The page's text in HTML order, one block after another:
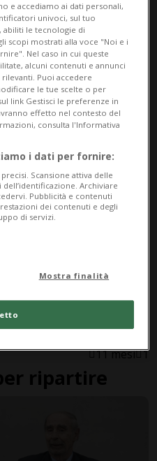
i premi!
11 mesi 1
ripartire
e accediamo ai dati personali,
univoci, sul tuo
abiliti le tecnologie di
scopi mostrati alla voce "Noi e i
Nel caso in cui queste
alcuni contenuti e annunci
Puoi accedere
le tue scelte o per
link Gestisci le preferenze in
effetto nel contesto del
consulta l'Informativa
i dati per fornire:
Scansione attiva delle
Archiviare
Pubblicità e contenuti
dei contenuti e degli
di servizi.
Mostra finalità